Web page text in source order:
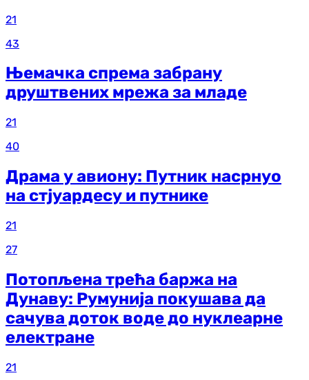
21
43
Њемачка спрема забрану
друштвених мрежа за младе
21
40
Драма у авиону: Путник насрнуо
на стјуардесу и путнике
21
27
Потопљена трећа баржа на
Дунаву: Румунија покушава да
сачува доток воде до нуклеарне
електране
21